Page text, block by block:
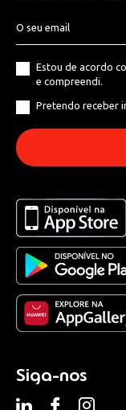
Estou de acordo
e compreendi.
Pretendo receber
Siga-nos